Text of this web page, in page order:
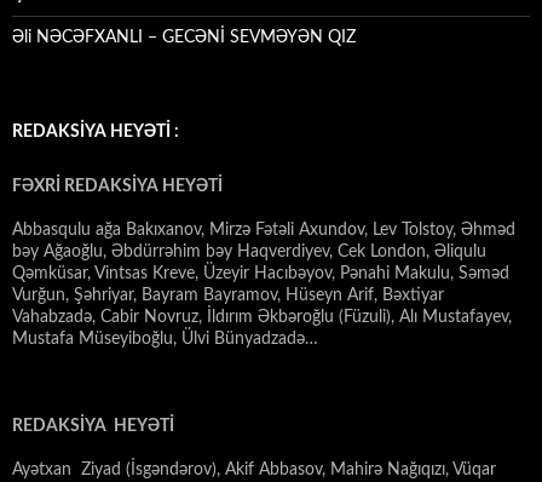
Əli NƏCƏFXANLI – GECƏNİ SEVMƏYƏN QIZ
REDAKSİYA HEYƏTİ :
FƏXRİ REDAKSİYA HEYƏTİ
Abbasqulu ağa Bakıxanov, Mirzə Fətəli Axundov, Lev Tolstoy, Əhməd
bəy Ağaoğlu, Əbdürrəhim bəy Haqverdiyev, Cek London, Əliqulu
Qəmküsar, Vintsas Kreve, Üzeyir Hacıbəyov, Pənahi Makulu, Səməd
Vurğun, Şəhriyar, Bayram Bayramov, Hüseyn Arif, Bəxtiyar
Vahabzadə, Cabir Novruz, İldırım Əkbəroğlu (Füzuli), Alı Mustafayev,
Mustafa Müseyiboğlu, Ülvi Bünyadzadə…
REDAKSİYA HEYƏTİ
Ayətxan Ziyad (İsgəndərov), Akif Abbasov, Mahirə Nağıqızı, Vüqar